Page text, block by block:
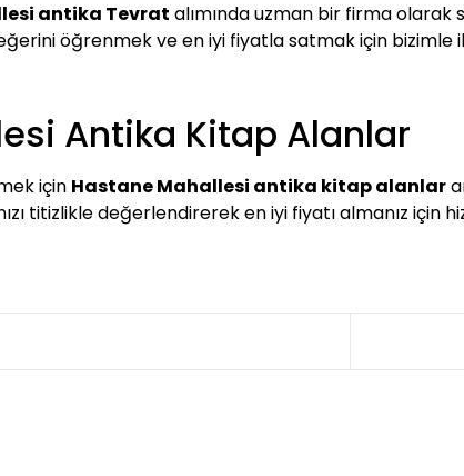
antika Tevrat alımında uzman bir firma olarak
öğrenmek ve en iyi fiyatla satmak için bizimle
Antika Kitap Alanlar
için Hastane Mahallesi antika kitap alanlar
titizlikle değerlendirerek en iyi fiyatı almanız için